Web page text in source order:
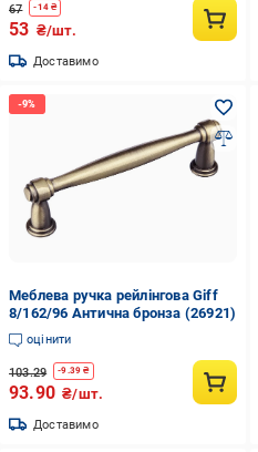
67 -14 ₴
53 ₴/шт.
Доставимо
Меблева ручка рейлінгова Giff
8/162/96 Антична бронза (26921)
оцінити
103.29 -9.39 ₴
93.90 ₴/шт.
Доставимо